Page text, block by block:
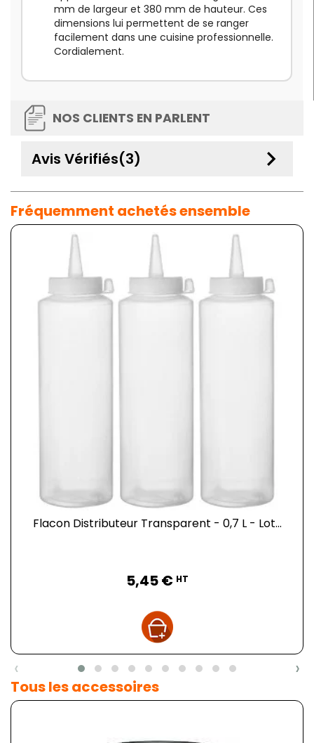
mm de largeur et 380 mm de hauteur. Ces
dimensions lui permettent de se ranger
facilement dans une cuisine professionnelle.
Cordialement.
NOS CLIENTS EN PARLENT
Avis Vérifiés(3) keyboard_arrow_down
Fréquemment achetés ensemble
Flacon Distributeur Transparent - 0,7 L - Lot...
5,45 € HT
‹ ›
Tous les accessoires